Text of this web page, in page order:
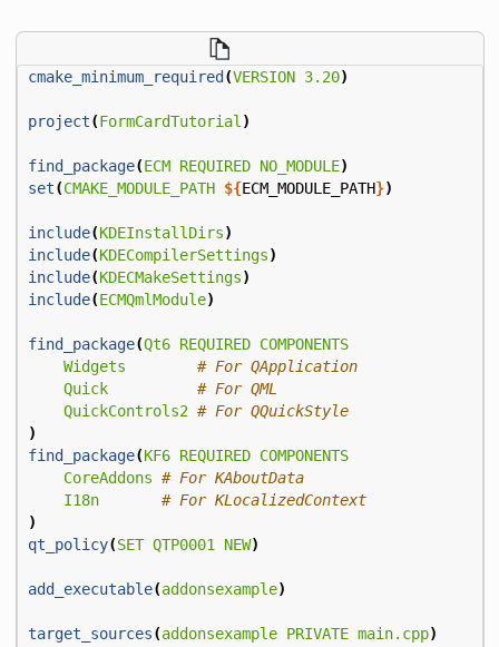
cmake_minimum_required (VERSION 3.20)
project(FormCardTutorial )
find_package(ECM REQUIRED NO_MODULE)
set(CMAKE_MODULE_PATH ${ECM_MODULE_PATH})
include(KDEInstallDirs)
include(KDECompilerSettings)
include(KDECMakeSettings)
include(ECMQmlModule)
find_package(Qt6 REQUIRED COMPONENTS
Widgets
# For QApplication
Quick
QuickControls2
# For QQuickStyle
)
find_package(KF6 REQUIRED COMPONENTS
CoreAddons
# For KAboutData
I18n
# For KLocalizedContext
)
qt_policy(SET QTP0001 NEW)
add_executable(addonsexample)
target_sources(addonsexample PRIVATE main.cpp)